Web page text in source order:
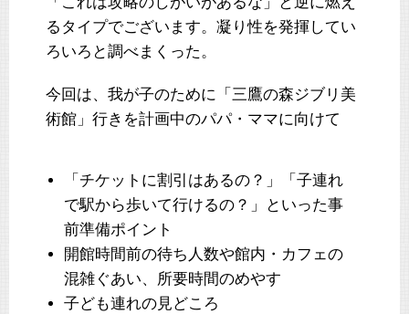
るタイプでございます。凝り性を発揮してい
ろいろと調べまくった。
今回は、我が子のために「三鷹の森ジブリ美
術館」行きを計画中のパパ・ママに向けて
「チケットに割引はあるの？」「子連れ
で駅から歩いて行けるの？」といった事
前準備ポイント
開館時間前の待ち人数や館内・カフェの
混雑ぐあい、所要時間のめやす
子ども連れの見どころ